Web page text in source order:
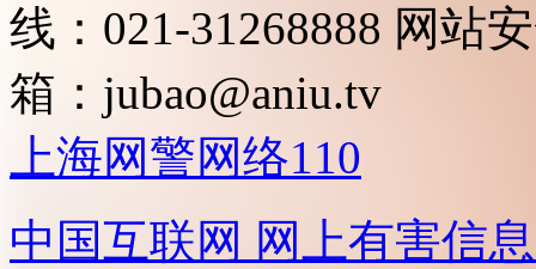
线：021-31268888 网站
箱： jubao@aniu.tv
上海网警网络110
中国互联网 网上有害信